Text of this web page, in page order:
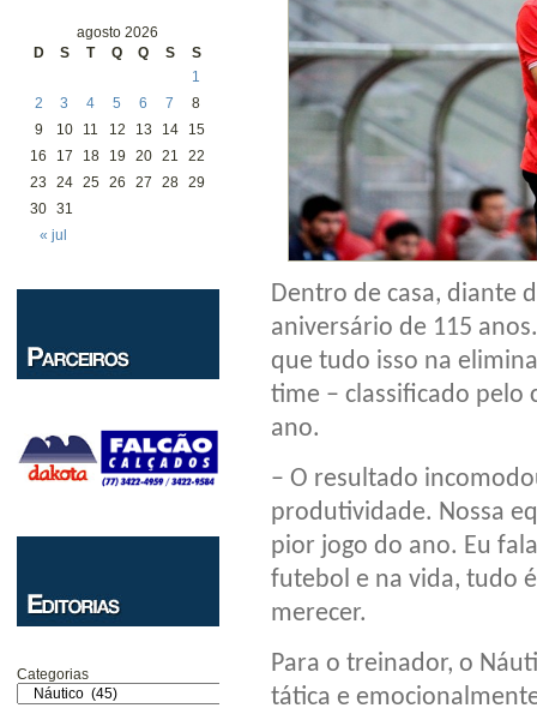
agosto 2026
D
S T Q Q S S
« jul
1
2
3 4 5 6 7
8
9
10 11 12 13 14
15
16
17 18 19 20 21
22
23
24 25 26 27 28 29
30 31
Categorias
Dentro de casa, diante
aniversário de 115
que tudo isso na
time – classificado
ano.
– O resultado
produtividade. Nossa
pior jogo do ano. Eu
futebol e na vida, tudo
merecer.
Para o treinador, o
tática e